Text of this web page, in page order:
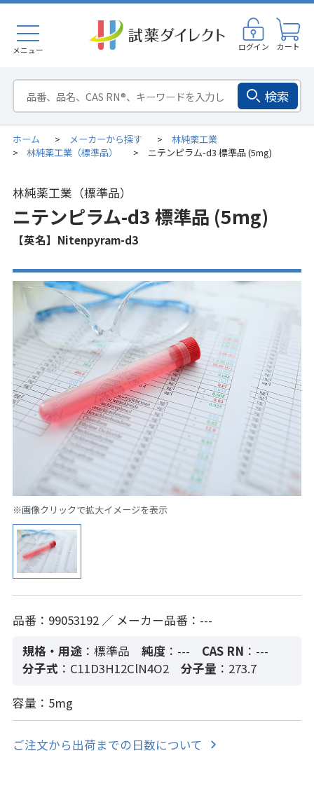
メニュー ログイン カート
検索
ホーム > メーカーから探す > 林純薬工業
> 林純薬工業（標準品） > ニテンピラム-d3 標準品 (5mg)
林純薬工業（標準品）
ニテンピラム-d3 標準品 (5mg)
【英名】Nitenpyram-d3
※画像クリックで拡大イメージを表示
品番：99053192 ／ メーカー品番：---
規格・用途 ：標準品 純度：--- CAS RN ：---
分子式 ：C11D3H12ClN4O2 分子量 ：273.7
容量：5mg
ご注文から出荷までの日数について